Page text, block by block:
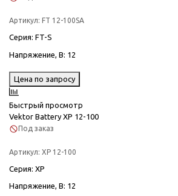
Артикул: FT 12-100SA
Серия: FT-S
Напряжение, В: 12
Цена по запросу
Быстрый просмотр
Vektor Battery XP 12-100
Под заказ
Артикул: XP 12-100
Серия: XP
Напряжение, В: 12